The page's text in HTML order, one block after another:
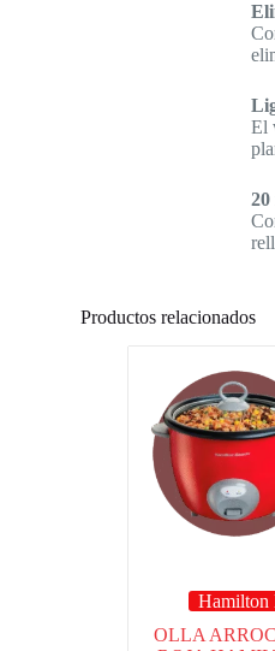
El
20
Productos relacionados
Hamilton
OLLA